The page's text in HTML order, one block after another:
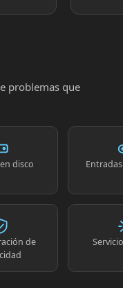
problemas que
disco
de